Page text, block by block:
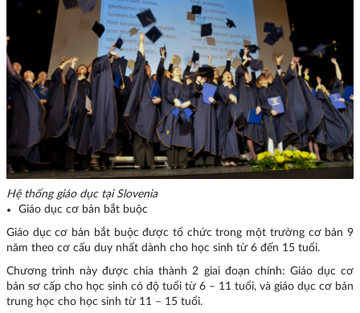
Hệ thống giáo dục tại Slovenia
Giáo dục cơ bản bắt buộc
Giáo dục cơ bản bắt buộc được tổ chức trong một trường cơ bản 9
năm theo cơ cấu duy nhất dành cho học sinh từ 6 đến 15 tuổi.
Chương trình này được chia thành 2 giai đoạn chính: Giáo dục cơ
bản sơ cấp cho học sinh có độ tuổi từ 6 – 11 tuổi, và giáo dục cơ bản
trung học cho học sinh từ 11 – 15 tuổi.